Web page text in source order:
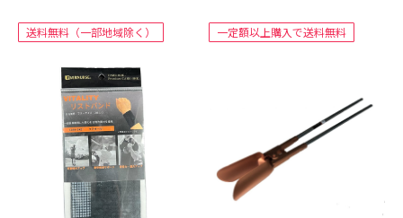
送料無料（一部地域除く） 一定額以上購入で送料無料